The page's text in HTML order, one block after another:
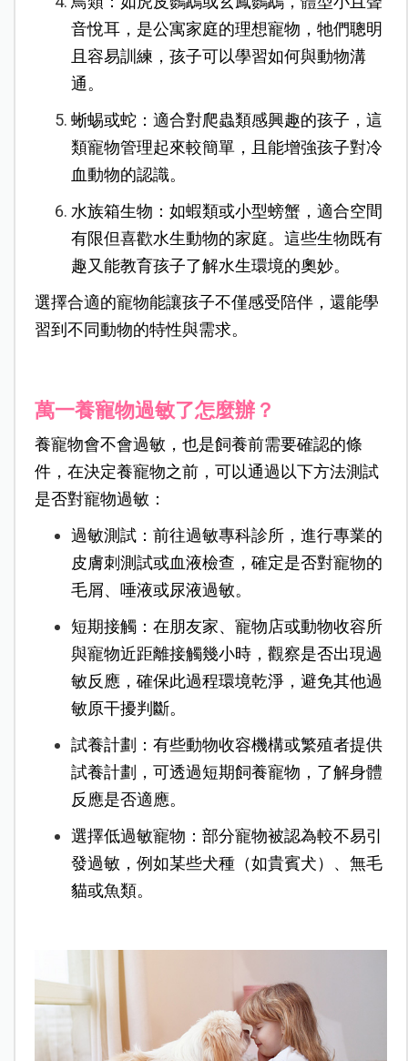
音悅耳，是公寓家庭的理想寵物，牠們聰明
且容易訓練，孩子可以學習如何與動物溝
通。
蜥蜴或蛇：適合對爬蟲類感興趣的孩子，這
類寵物管理起來較簡單，且能增強孩子對冷
血動物的認識。
水族箱生物：如蝦類或小型螃蟹，適合空間
有限但喜歡水生動物的家庭。這些生物既有
趣又能教育孩子了解水生環境的奧妙。
選擇合適的寵物能讓孩子不僅感受陪伴，還能學
習到不同動物的特性與需求。
萬一養寵物過敏了怎麼辦？
養寵物會不會過敏，也是飼養前需要確認的條
件， 在決定養寵物之前，可以通過以下方法測試
是否對寵物過敏：
過敏測試：前往過敏專科診所，進行專業的
皮膚刺測試或血液檢查，確定是否對寵物的
毛屑、唾液或尿液過敏。
短期接觸：在朋友家、寵物店或動物收容所
與寵物近距離接觸幾小時，觀察是否出現過
敏反應， 確保此過程環境乾淨，避免其他過
敏原干擾判斷。
試養計劃：有些動物收容機構或繁殖者提供
試養計劃，可透過短期飼養寵物，了解身體
反應是否適應。
選擇低過敏寵物：部分寵物被認為較不易引
發過敏，例如某些犬種（如貴賓犬）、無毛
貓或魚類。